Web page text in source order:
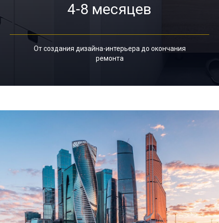
4-8 месяцев
От создания дизайна-интерьера до окончания
ремонта